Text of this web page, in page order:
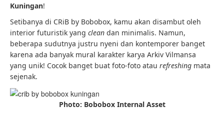
Kuningan!
Setibanya di CRiB by Bobobox, kamu akan disambut oleh
interior futuristik yang clean dan minimalis. Namun,
beberapa sudutnya justru nyeni dan kontemporer banget
karena ada banyak mural karakter karya Arkiv Vilmansa
yang unik! Cocok banget buat foto-foto atau refreshing mata
sejenak.
Photo: Bobobox Internal Asset